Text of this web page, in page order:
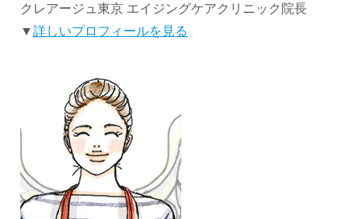
クレアージュ東京 エイジングケアクリニック院長
▼詳しいプロフィールを見る